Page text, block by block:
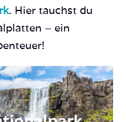
. Hier tauchst du
– ein